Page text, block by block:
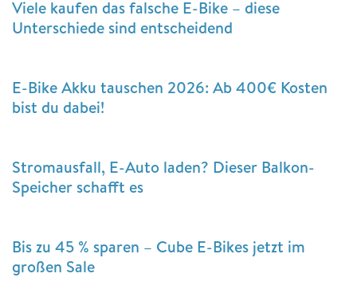
Viele kaufen das falsche E-Bike – diese
Unterschiede sind entscheidend
E-Bike Akku tauschen 2026: Ab 400€ Kosten
bist du dabei!
Stromausfall, E-Auto laden? Dieser Balkon-
Speicher schafft es
Bis zu 45 % sparen – Cube E-Bikes jetzt im
großen Sale